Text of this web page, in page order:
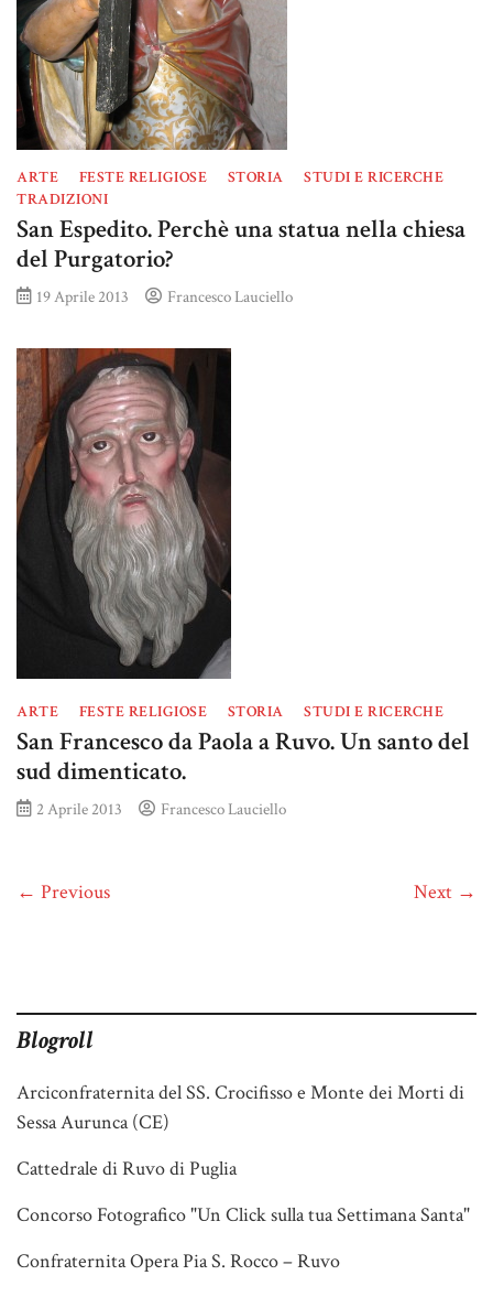
ARTE FESTE RELIGIOSE STORIA
STUDI E RICERCHE
TRADIZIONI
San Espedito. Perchè una statua nella chiesa
del Purgatorio?
19 Aprile 2013 Francesco Lauciello
ARTE FESTE RELIGIOSE STORIA STUDI E RICERCHE
San Francesco da Paola a Ruvo. Un santo del
sud dimenticato.
2 Aprile 2013 Francesco Lauciello
← Previous Next →
Blogroll
Arciconfraternita del SS. Crocifisso e Monte dei Morti di
Sessa Aurunca (CE)
Cattedrale di Ruvo di Puglia
Concorso Fotografico "Un Click sulla tua Settimana Santa"
Confraternita Opera Pia S. Rocco – Ruvo